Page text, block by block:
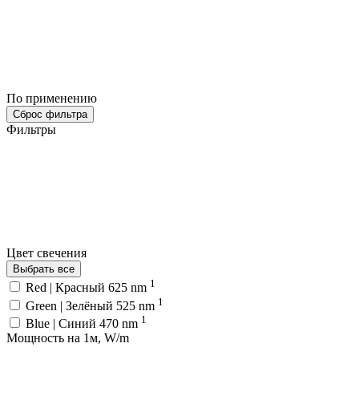
По применению
Сброс фильтра
Фильтры
Цвет свечения
Выбрать все
Red | Красный 625 nm 1
Green | Зелёный 525 nm 1
Blue | Синий 470 nm 1
Мощность на 1м, W/m